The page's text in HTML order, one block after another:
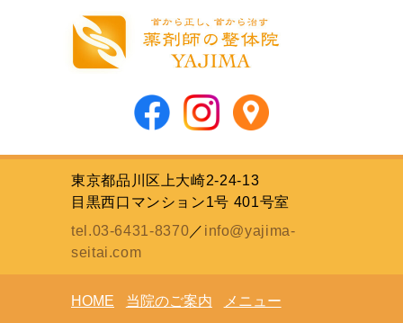
東京都品川区上大崎2-24-13
目黒西口マンション1号 401号室
tel.03-6431-8370／ info@yajima-
seitai.com
HOME 当院のご案内 メニュー